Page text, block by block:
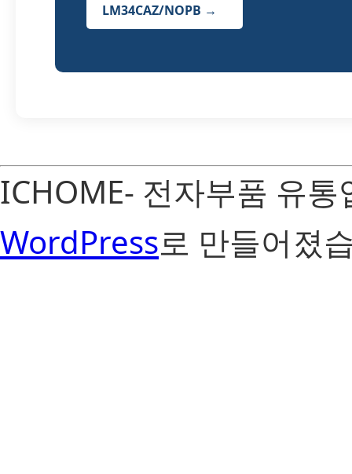
LM34CAZ/NOPB →
ICHOME- 전자부품 유
WordPress로 만들어졌